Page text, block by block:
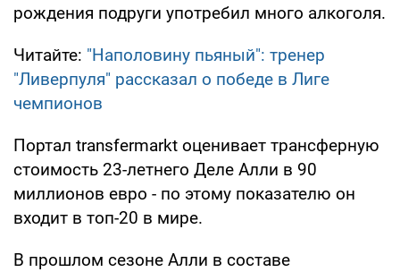
рождения подруги употребил много алкоголя.
Читайте: "Наполовину пьяный": тренер
"Ливерпуля" рассказал о победе в Лиге
чемпионов
Портал transfermarkt оценивает трансферную
стоимость 23-летнего Деле Алли в 90
миллионов евро - по этому показателю он
входит в топ-20 в мире.
В прошлом сезоне Алли в составе